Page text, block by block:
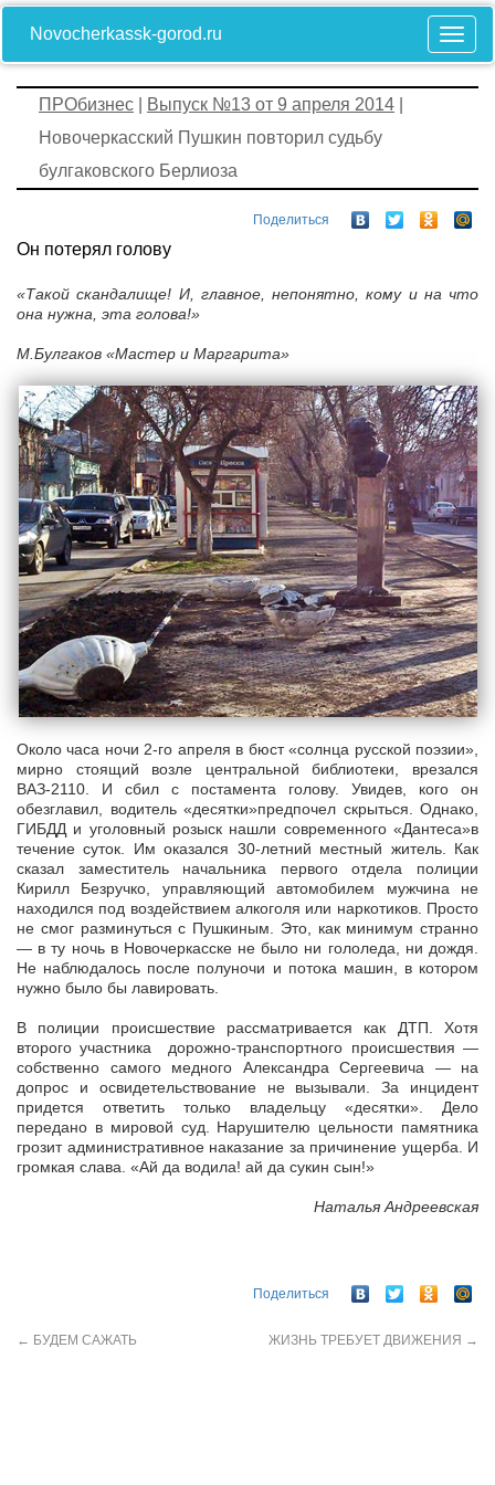
Novocherkassk-gorod.ru
ПРОбизнес Выпуск №13 от 9 апреля 2014
Новочеркасский Пушкин повторил судьбу
булгаковского Берлиоза
Поделиться
Он потерял голову
«Такой скандалище! И, главное, непонятно, кому и на что
она нужна, эта голова!»
М.Булгаков «Мастер и Маргарита»
Около часа ночи 2-го апреля в бюст «солнца русской поэзии»,
мирно стоящий возле центральной библиотеки, врезался
ВАЗ-2110. И сбил с постамента голову. Увидев, кого он
обезглавил, водитель «десятки»предпочел скрыться. Однако,
ГИБДД и уголовный розыск нашли современного «Дантеса»в
течение суток. Им оказался 30-летний местный житель. Как
сказал заместитель начальника первого отдела полиции
Кирилл Безручко, управляющий автомобилем мужчина не
находился под воздействием алкоголя или наркотиков. Просто
не смог разминуться с Пушкиным. Это, как минимум странно
— в ту ночь в Новочеркасске не было ни гололеда, ни дождя.
Не наблюдалось после полуночи и потока машин, в котором
нужно было бы лавировать.
В полиции происшествие рассматривается как ДТП. Хотя
второго участника дорожно-транспортного происшествия —
собственно самого медного Александра Сергеевича — на
допрос и освидетельствование не вызывали. За инцидент
придется ответить только владельцу «десятки». Дело
передано в мировой суд. Нарушителю цельности памятника
грозит административное наказание за причинение ущерба. И
громкая слава. «Ай да водила! ай да сукин сын!»
Наталья Андреевская
Поделиться
← БУДЕМ САЖАТЬ ЖИЗНЬ ТРЕБУЕТ ДВИЖЕНИЯ →